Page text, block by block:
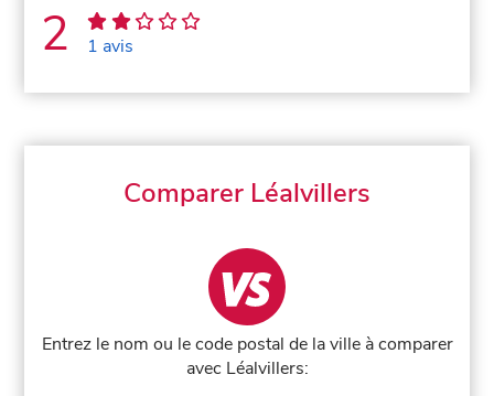
2 1 avis
Comparer Léalvillers
Entrez le nom ou le code postal de la ville à comparer
avec Léalvillers: